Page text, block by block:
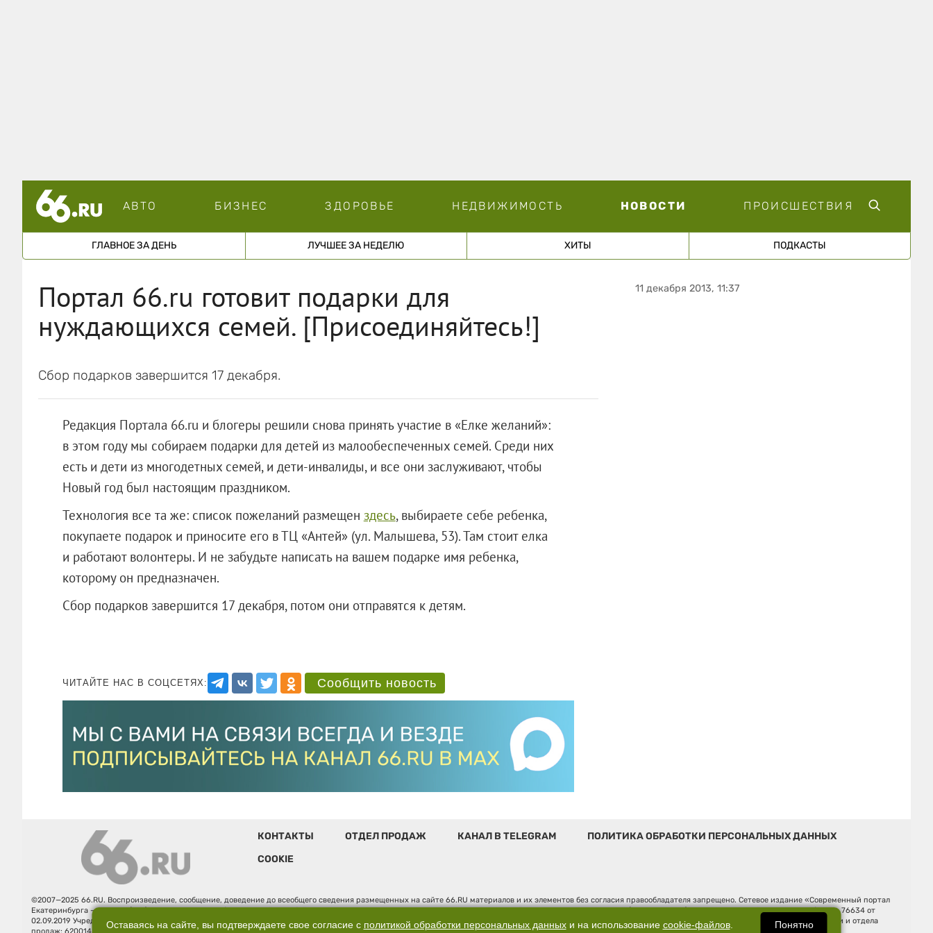
АВТО БИЗНЕС ЗДОРОВЬЕ НЕДВИЖИМОСТЬ НОВОСТИ ПРОИСШЕСТВИЯ
ГЛАВНОЕ ЗА ДЕНЬ ЛУЧШЕЕ ЗА НЕДЕЛЮ ХИТЫ ПОДКАСТЫ
Портал 66.ru готовит подарки для
нуждающихся семей. [Присоединяйтесь!]
Сбор подарков завершится 17 декабря.
Редакция Портала 66.ru и блогеры решили снова принять участие в «Елке желаний»:
в этом году мы собираем подарки для детей из малообеспеченных семей. Среди них
есть и дети из многодетных семей, и дети-инвалиды, и все они заслуживают, чтобы
Новый год был настоящим праздником.
Технология все та же: список пожеланий размещен здесь, выбираете себе ребенка,
покупаете подарок и приносите его в ТЦ «Антей» (ул. Малышева, 53). Там стоит елка
и работают волонтеры. И не забудьте написать на вашем подарке имя ребенка,
которому он предназначен.
Сбор подарков завершится 17 декабря, потом они отправятся к детям.
ЧИТАЙТЕ НАС В СОЦСЕТЯХ: Сообщить новость
11 декабря 2013, 11:37
КОНТАКТЫ ОТДЕЛ ПРОДАЖ КАНАЛ В TELEGRAM
ПОЛИТИКА ОБРАБОТКИ ПЕРСОНАЛЬНЫХ ДАННЫХ
COOKIE
©2007—2025 66.RU. Воспроизведение, сообщение, доведение до всеобщего сведения размещенных на сайте 66.RU материалов и их элементов без согласия правообладателя запрещено. Сетевое издание «Современный портал
Екатеринбурга — «66.ru» (18+) зарегистрировано Федеральной службой по надзору в сфере связи, информационных технологий и массовых коммуникаций (Роскомнадзор). Регистрационный номер ЭЛ № ФС 77 - 76634 от
02.09.2019 Учредитель: Общество с ограниченной ответственностью "66.ру". Юридический адрес: 620014, Свердловская обл., г. Екатеринбург, ул. Бориса Ельцина, строение 3, оф. 7015 Фактический адрес редакции и отдела
Оставаясь на сайте, вы подтверждаете свое согласие с политикой обработки персональных данныхи на использование cookie-файлов. Понятно